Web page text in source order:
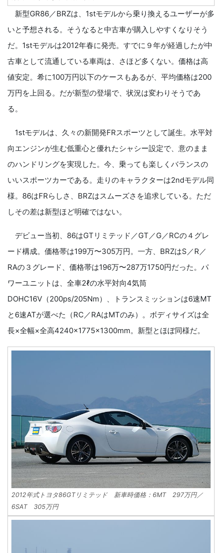
新型GR86／BRZは、1stモデルから乗り換えるユーザーが多
いと予想される。そうなると中古車が購入しやすくなりそう
だ。1stモデルは2012年春に発売。すでに９年が経過したが中
古車として流通している車両は、さほど多くない。価格は高
値安定。希に100万円以下のケースもあるが、平均価格は200
万円を上回る。だが新型の登場で、状況は変わりそうであ
る。
1stモデルは、久々の新開発FRスポーツとして誕生。水平対
向エンジンが生む低重心と優れたシャシー設定で、意のまま
のハンドリングを実現した。今、乗っても楽しくバランスの
いいスポーツカーである。走りのキャラクターは2ndモデル同
様。86はFRらしさ、BRZはスムーズさを追求している。ただ
しその差は新型ほど明確ではない。
デビュー当初、86はGTリミテッド／GT／G／RCの４グレ
ード構成。価格帯は199万〜305万円。一方、BRZはS／R／
RAの３グレード、価格帯は196万〜287万1750円だった。パ
ワーユニットは、全車2ℓの水平対向4気筒
DOHC16V（200ps/205Nm）、トランスミッションは6速MT
と6速ATが選べた（RC／RAはMTのみ）。ボディサイズは全
長×全幅×全高4240×1775×1300mm。新型とほぼ同様だ。
2012年式トヨタ86GTリミテッド 新車時価格：6MT 297万円／
6SAT 305万円